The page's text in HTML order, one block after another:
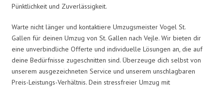
Pünktlichkeit und Zuverlässigkeit.
Warte nicht länger und kontaktiere Umzugsmeister Vogel St.
Gallen für deinen Umzug von St. Gallen nach Vejle. Wir bieten dir
eine unverbindliche Offerte und individuelle Lösungen an, die auf
deine Bedürfnisse zugeschnitten sind. Überzeuge dich selbst von
unserem ausgezeichneten Service und unserem unschlagbaren
Preis-Leistungs-Verhältnis. Dein stressfreier Umzug mit